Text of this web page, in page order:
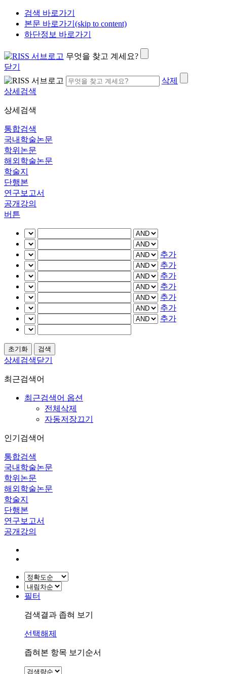
검색 바로가기
본문 바로가기(skip to content)
하단정보 바로가기
무엇을 찾고 계세요?
닫기
삭제
상세검색
상세검색
통합검색
국내학술논문
학위논문
해외학술논문
학술지
단행본
연구보고서
공개강의
버튼
추가
추가
추가
추가
추가
추가
추가
상세검색닫기
최근검색어
최근검색어 옵션
전체삭제
자동저장끄기
인기검색어
통합검색
국내학술논문
학위논문
해외학술논문
학술지
단행본
연구보고서
공개강의
필터
검색결과 좁혀 보기
선택해제
좁혀본 항목 보기순서